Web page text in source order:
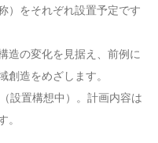
）をそれぞれ設置予定です
造の変化を見据え、前例に
創造をめざします。
設置構想中）。計画内容は
。